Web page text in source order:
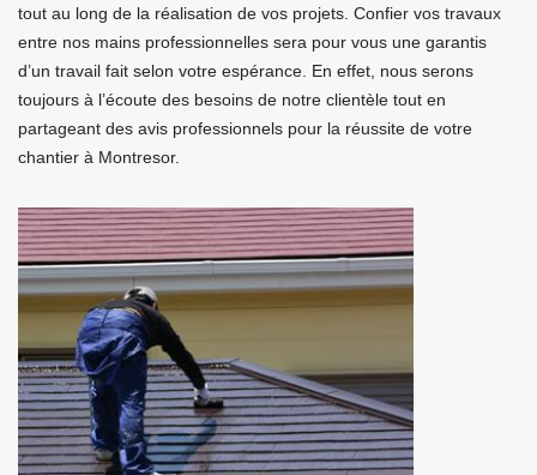
tout au long de la réalisation de vos projets. Confier vos travaux
entre nos mains professionnelles sera pour vous une garantis
d’un travail fait selon votre espérance. En effet, nous serons
toujours à l’écoute des besoins de notre clientèle tout en
partageant des avis professionnels pour la réussite de votre
chantier à Montresor.